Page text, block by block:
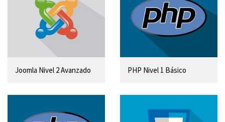
Joomla Nivel 2 Avanzado PHP Nivel 1 Básico